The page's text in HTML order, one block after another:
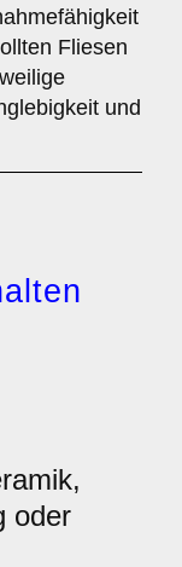
Fliesen
und
oder